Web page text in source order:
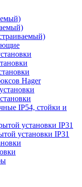
Hager
IP54, стойки и
установки IP31
установки IP31